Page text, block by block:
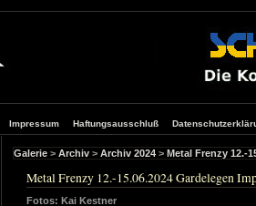
Impressum Haftungsausschluß
Galerie > Archiv > Archiv 2024 > Metal Frenzy 12.-
Metal Frenzy 12.-15.06.2024 Gardelegen
Fotos: Kai Kestner